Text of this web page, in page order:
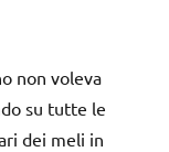
non voleva
su tutte le
dei meli in